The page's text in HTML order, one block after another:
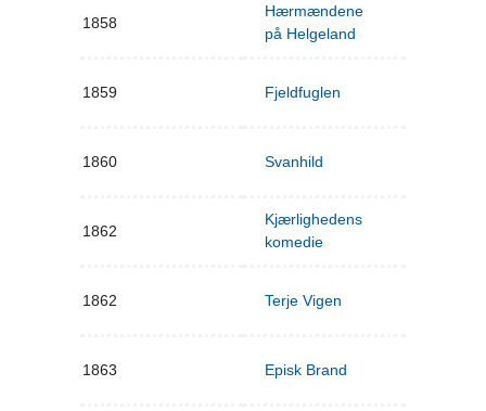
1858
Hærmændene
på Helgeland
1859 Fjeldfuglen
1860 Svanhild
1862
Kjærlighedens
komedie
1862 Terje Vigen
1863 Episk Brand